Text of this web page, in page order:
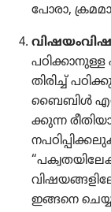
പോരാ,
തിരിച്ച്‌
ബൈബിൾ
ക്കു​ന്ന
ഇങ്ങനെ